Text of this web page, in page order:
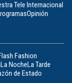
Tele Internacional
Opinión
Fashion
La NocheLa Tarde
de Estado